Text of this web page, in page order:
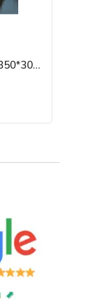
Shufa Yarım Küre Çadır 350*300*170 Cm